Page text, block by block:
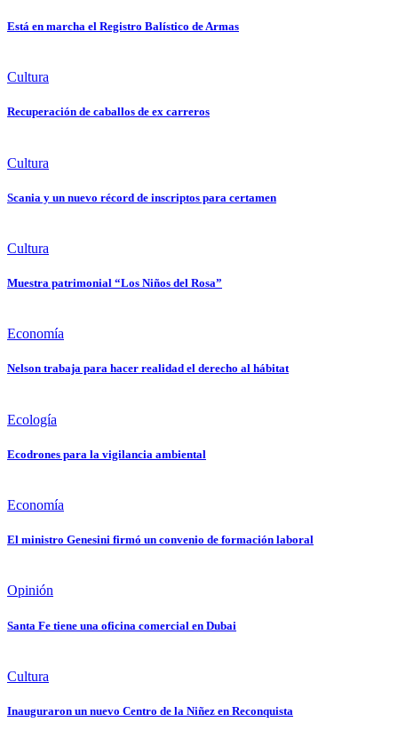
Está en marcha el Registro Balístico de Armas
Cultura
Recuperación de caballos de ex carreros
Cultura
Scania y un nuevo récord de inscriptos para certamen
Cultura
Muestra patrimonial “Los Niños del Rosa”
Economía
Nelson trabaja para hacer realidad el derecho al hábitat
Ecología
Ecodrones para la vigilancia ambiental
Economía
El ministro Genesini firmó un convenio de formación laboral
Opinión
Santa Fe tiene una oficina comercial en Dubai
Cultura
Inauguraron un nuevo Centro de la Niñez en Reconquista